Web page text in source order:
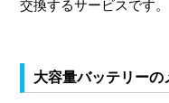
交換するサービスです。
大容量バッテリーの